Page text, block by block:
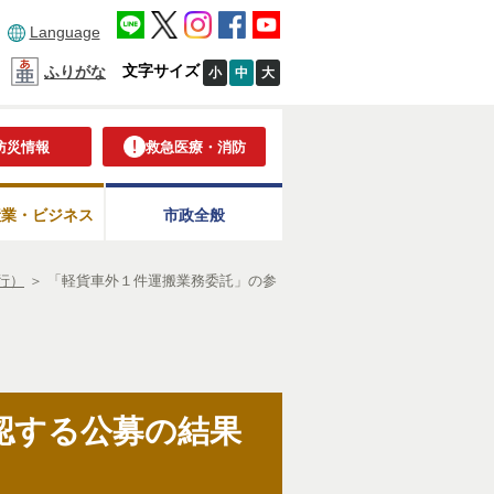
Language
ふりがな 文字サイズ 小 中 大
災情報 救急医療・消防
・ビジネス 市政全般
＞ 「軽貨車外１件運搬業務委託」の参
する公募の結果